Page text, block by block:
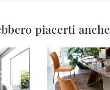
piacerti anche